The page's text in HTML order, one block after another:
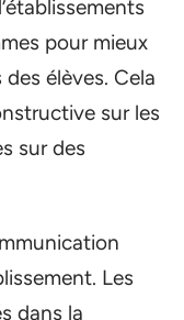
pour mieux
élèves. Cela
sur les
sur des
Les
dans la